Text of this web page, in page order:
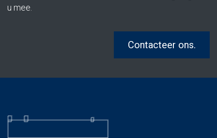
u mee.
Contacteer ons.